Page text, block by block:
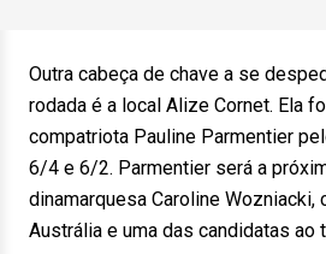
Outra cabeça de chave a se
rodada é a local Alize Cornet. Ela
compatriota Pauline Parmentier
6/4 e 6/2. Parmentier será a
dinamarquesa Caroline Wozniacki,
Austrália e uma das candidatas ao